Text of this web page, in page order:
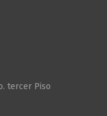
tercer Piso